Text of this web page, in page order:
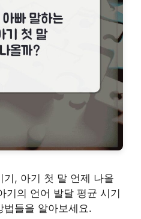
, 아기 첫 말 언제 나올
기의 언어 발달 평균 시기
법들을 알아보세요.